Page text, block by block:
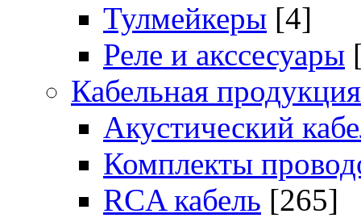
Тулмейкеры [4]
Реле и акссесуары
Кабельная продукция
Акустический
Комплекты
RCA кабель [265]